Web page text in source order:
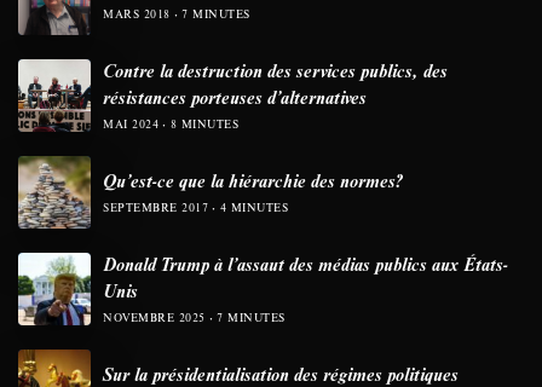
MARS 2018 7 MINUTES
Contre la destruction des services publics, des
résistances porteuses d’alternatives
MAI 2024 8 MINUTES
Qu’est-ce que la hiérarchie des normes?
SEPTEMBRE 2017 4 MINUTES
Donald Trump à l’assaut des médias publics aux États-
Unis
NOVEMBRE 2025 7 MINUTES
Sur la présidentialisation des régimes politiques